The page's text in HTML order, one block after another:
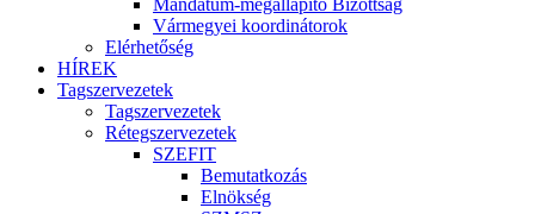
Mandátum-megállapító Bizottság
Vármegyei koordinátorok
Elérhetőség
HÍREK
Tagszervezetek
Tagszervezetek
Rétegszervezetek
SZEFIT
Bemutatkozás
Elnökség